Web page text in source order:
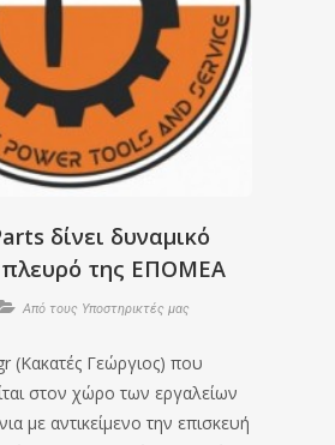
δίνει δυναμικό
της ΕΠΟΜΕΑ
Από τους Υποστηρικτές μας
(Κακατές Γεώργιος) που
στον χώρο των εργαλείων
με αντικείμενο την επισκευή